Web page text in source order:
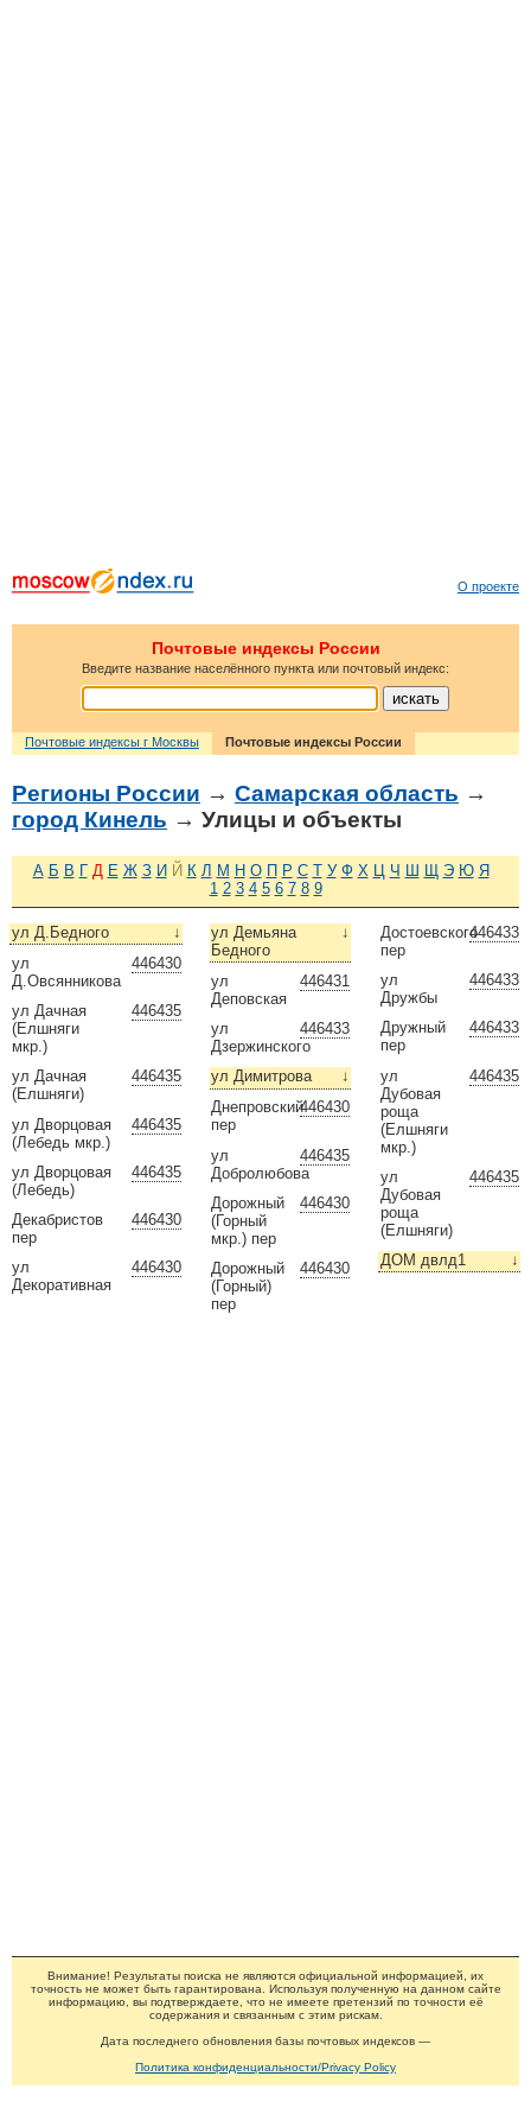
О проекте
Почтовые индексы России
Введите название населённого пункта или почтовый индекс:
Почтовые индексы г Москвы Почтовые индексы России
Регионы России → Самарская область →
город Кинель → Улицы и объекты
А Б В Г Д Е Ж З И Й К Л М Н О П Р С Т У Ф Х Ц Ч Ш Щ Э Ю Я
1 2 3 4 5 6 7 8 9
↓
ул Д.Бедного
446430
ул
Д.Овсянникова
446435
ул Дачная
(Елшняги
мкр.)
446435
ул Дачная
(Елшняги)
446435
ул Дворцовая
(Лебедь мкр.)
446435
ул Дворцовая
(Лебедь)
446430
Декабристов
пер
446430
ул
Декоративная
↓
ул Демьяна
Бедного
446431
ул
Деповская
446433
ул
Дзержинского
↓
ул Димитрова
446430
Днепровский
пер
446435
ул
Добролюбова
446430
Дорожный
(Горный
мкр.) пер
446430
Дорожный
(Горный)
пер
446433
Достоевского
пер
446433
ул
Дружбы
446433
Дружный
пер
446435
ул
Дубовая
роща
(Елшняги
мкр.)
446435
ул
Дубовая
роща
(Елшняги)
↓
ДОМ двлд1
Внимание! Результаты поиска не являются официальной информацией, их
точность не может быть гарантирована. Используя полученную на данном сайте
информацию, вы подтверждаете, что не имеете претензий по точности её
содержания и связанным с этим рискам.
Дата последнего обновления базы почтовых индексов —
Политика конфиденциальности/Privacy Policy